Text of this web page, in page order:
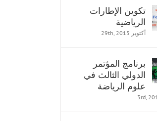
تكوين الإطارات
الرياضية
أكتوبر 29th, 2015
برنامج المؤتمر
الدولي الثالث في
علوم الرياضة